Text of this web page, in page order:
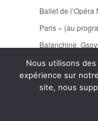
Ballet de l’Opéra
Paris » (au
Balanchine,
et Noureev)
Nos
Nous utilisons
expérience sur
site, nous